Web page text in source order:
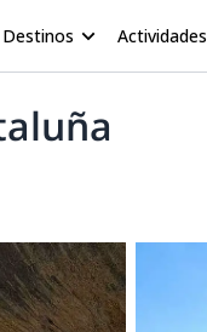
Destinos Actividades